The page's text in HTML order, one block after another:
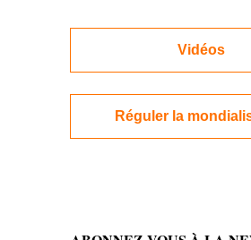
Vidéos
Réguler la